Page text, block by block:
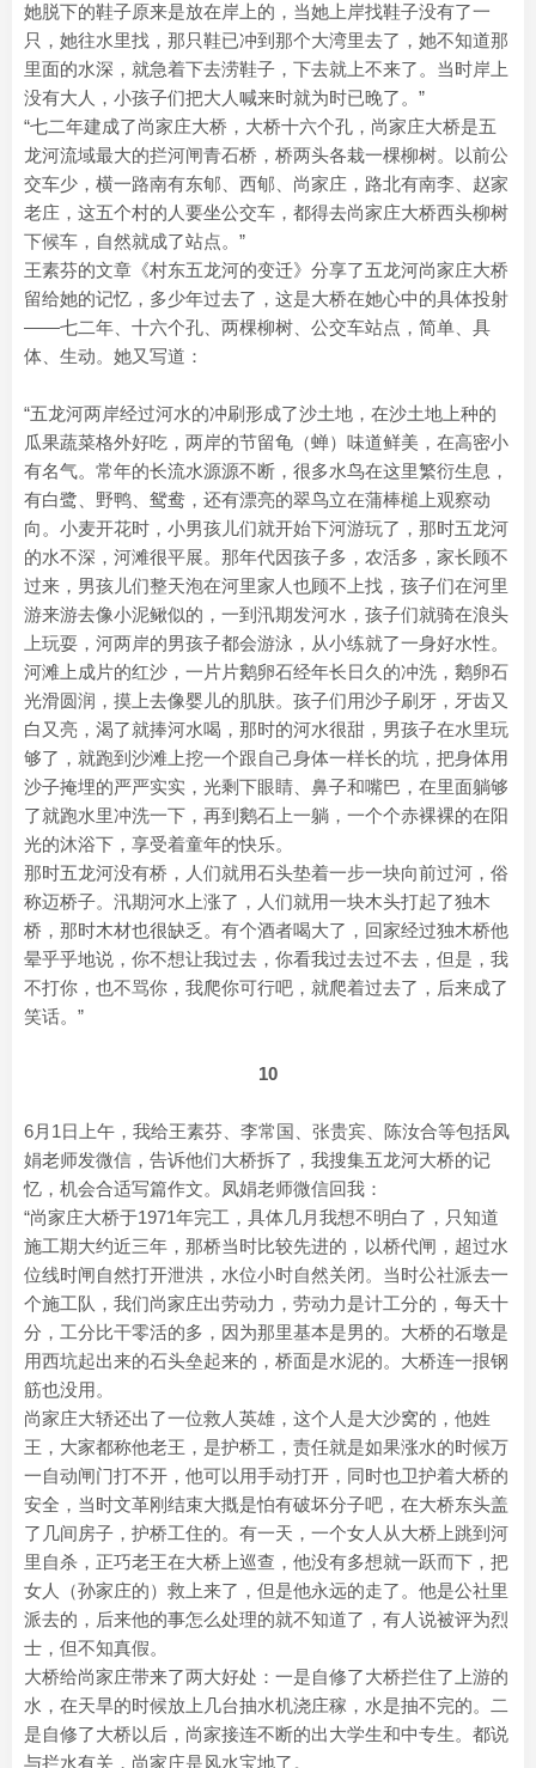
她脱下的鞋子原来是放在岸上的，当她上岸找鞋子没有了一
只，她往水里找，那只鞋已冲到那个大湾里去了，她不知道那
里面的水深，就急着下去涝鞋子，下去就上不来了。当时岸上
没有大人，小孩子们把大人喊来时就为时已晚了。”
“七二年建成了尚家庄大桥，大桥十六个孔，尚家庄大桥是五
龙河流域最大的拦河闸青石桥，桥两头各栽一棵柳树。以前公
交车少，横一路南有东郇、西郇、尚家庄，路北有南李、赵家
老庄，这五个村的人要坐公交车，都得去尚家庄大桥西头柳树
下候车，自然就成了站点。”
王素芬的文章《村东五龙河的变迁》分享了五龙河尚家庄大桥
留给她的记忆，多少年过去了，这是大桥在她心中的具体投射
——七二年、十六个孔、两棵柳树、公交车站点，简单、具
体、生动。她又写道：
“五龙河两岸经过河水的冲刷形成了沙土地，在沙土地上种的
瓜果蔬菜格外好吃，两岸的节留龟（蝉）味道鲜美，在高密小
有名气。常年的长流水源源不断，很多水鸟在这里繁衍生息，
有白鹭、野鸭、鸳鸯，还有漂亮的翠鸟立在蒲棒槌上观察动
向。小麦开花时，小男孩儿们就开始下河游玩了，那时五龙河
的水不深，河滩很平展。那年代因孩子多，农活多，家长顾不
过来，男孩儿们整天泡在河里家人也顾不上找，孩子们在河里
游来游去像小泥鳅似的，一到汛期发河水，孩子们就骑在浪头
上玩耍，河两岸的男孩子都会游泳，从小练就了一身好水性。
河滩上成片的红沙，一片片鹅卵石经年长日久的冲洗，鹅卵石
光滑圆润，摸上去像婴儿的肌肤。孩子们用沙子刷牙，牙齿又
白又亮，渴了就捧河水喝，那时的河水很甜，男孩子在水里玩
够了，就跑到沙滩上挖一个跟自己身体一样长的坑，把身体用
沙子掩埋的严严实实，光剩下眼睛、鼻子和嘴巴，在里面躺够
了就跑水里冲洗一下，再到鹅石上一躺，一个个赤裸裸的在阳
光的沐浴下，享受着童年的快乐。
那时五龙河没有桥，人们就用石头垫着一步一块向前过河，俗
称迈桥子。汛期河水上涨了，人们就用一块木头打起了独木
桥，那时木材也很缺乏。有个酒者喝大了，回家经过独木桥他
晕乎乎地说，你不想让我过去，你看我过去过不去，但是，我
不打你，也不骂你，我爬你可行吧，就爬着过去了，后来成了
笑话。”
10
6月1日上午，我给王素芬、李常国、张贵宾、陈汝合等包括凤
娟老师发微信，告诉他们大桥拆了，我搜集五龙河大桥的记
忆，机会合适写篇作文。凤娟老师微信回我：
“尚家庄大桥于1971年完工，具体几月我想不明白了，只知道
施工期大约近三年，那桥当时比较先进的，以桥代闸，超过水
位线时闸自然打开泄洪，水位小时自然关闭。当时公社派去一
个施工队，我们尚家庄出劳动力，劳动力是计工分的，每天十
分，工分比干零活的多，因为那里基本是男的。大桥的石墩是
用西坑起出来的石头垒起来的，桥面是水泥的。大桥连一拫钢
筋也没用。
尚家庄大轿还出了一位救人英雄，这个人是大沙窝的，他姓
王，大家都称他老王，是护桥工，责任就是如果涨水的时候万
一自动闸门打不开，他可以用手动打开，同时也卫护着大桥的
安全，当时文革刚结束大摡是怕有破坏分子吧，在大桥东头盖
了几间房子，护桥工住的。有一天，一个女人从大桥上跳到河
里自杀，正巧老王在大桥上巡查，他没有多想就一跃而下，把
女人（孙家庄的）救上来了，但是他永远的走了。他是公社里
派去的，后来他的事怎么处理的就不知道了，有人说被评为烈
士，但不知真假。
大桥给尚家庄带来了两大好处：一是自修了大桥拦住了上游的
水，在天旱的时候放上几台抽水机浇庄稼，水是抽不完的。二
是自修了大桥以后，尚家接连不断的出大学生和中专生。都说
与拦水有关，尚家庄是风水宝地了。